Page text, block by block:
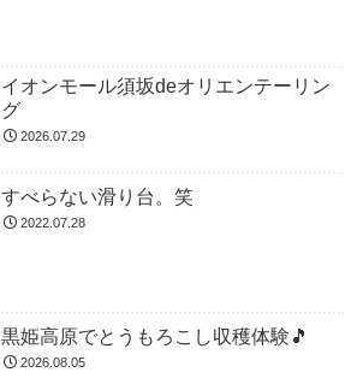
イオンモール須坂deオリエンテーリン
グ
2026.07.29
すべらない滑り台。笑
2022.07.28
黒姫高原でとうもろこし収穫体験🎵
2026.08.05